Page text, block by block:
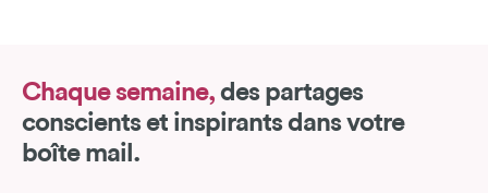
Chaque semaine, des partages
conscients et inspirants dans votre
boîte mail.